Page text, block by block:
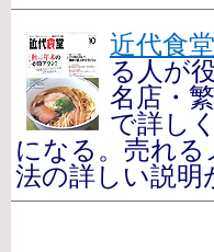
近代食堂
る人が
名店・
で詳し
になる。売れ
法の詳しい説明